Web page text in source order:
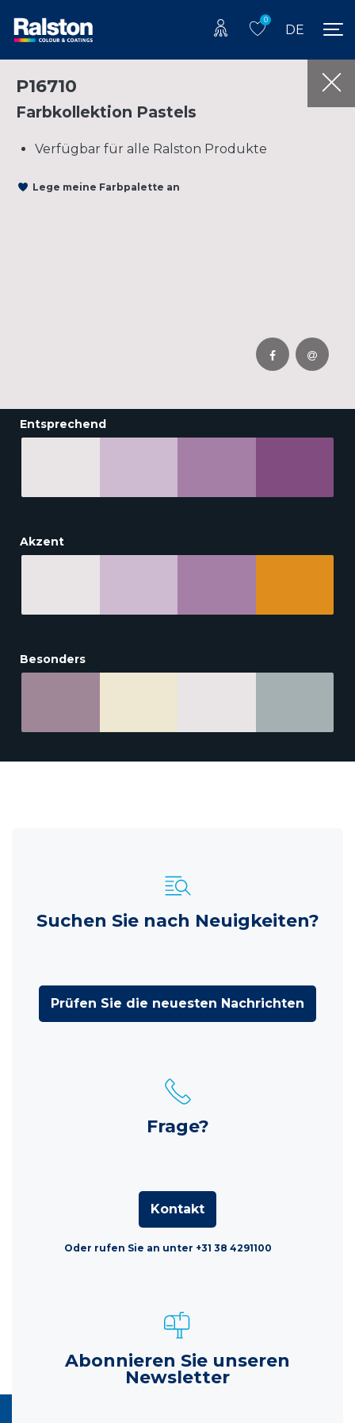
0
DE
P16710
Farbkollektion Pastels
Verfügbar für alle Ralston Produkte
Lege meine Farbpalette an
Entsprechend
Akzent
Besonders
Suchen Sie nach Neuigkeiten?
Prüfen Sie die neuesten Nachrichten
Frage?
Kontakt
Oder rufen Sie an unter +31 38 4291100
Abonnieren Sie unseren
Newsletter